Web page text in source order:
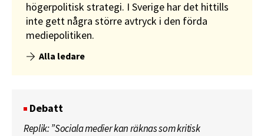
högerpolitisk strategi. I Sverige har det hittills
inte gett några större avtryck i den förda
mediepolitiken.
Alla ledare
Debatt
Replik: ”Sociala medier kan räknas som kritisk